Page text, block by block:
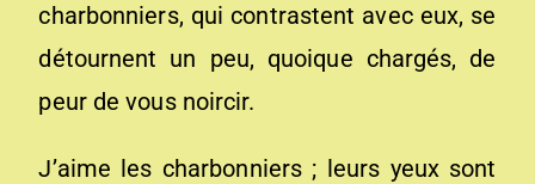
charbonniers, qui contrastent avec eux, se
détournent un peu, quoique chargés, de
peur de vous noircir.
J’aime les charbonniers ; leurs yeux sont